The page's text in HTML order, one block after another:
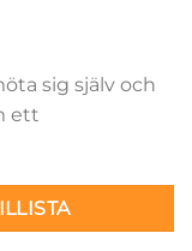
sig själv och
ett